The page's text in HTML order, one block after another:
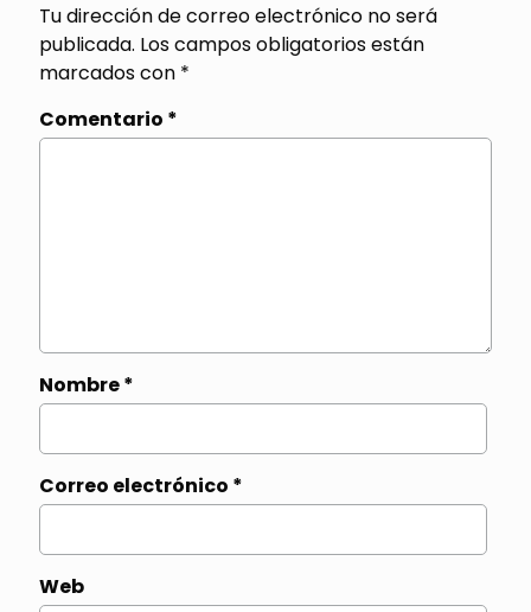
Tu dirección de correo electrónico no será
publicada. Los campos obligatorios están
marcados con *
Comentario *
Nombre*
Correo electrónico *
Web